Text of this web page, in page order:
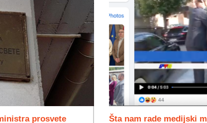
prosvete
Šta nam rade medijski